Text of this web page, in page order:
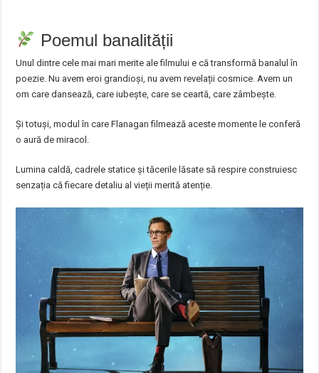
Poemul banalității
Unul dintre cele mai mari merite ale filmului e că transformă banalul în
poezie. Nu avem eroi grandioși, nu avem revelații cosmice. Avem un
om care dansează, care iubește, care se ceartă, care zâmbește.
Și totuși, modul în care Flanagan filmează aceste momente le conferă
o aură de miracol.
Lumina caldă, cadrele statice și tăcerile lăsate să respire construiesc
senzația că fiecare detaliu al vieții merită atenție.